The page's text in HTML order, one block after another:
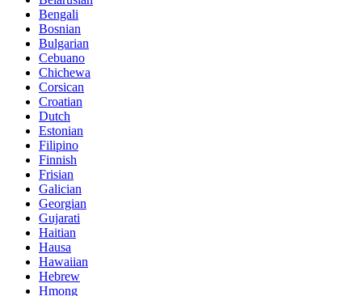
Bengali
Bosnian
Bulgarian
Cebuano
Chichewa
Corsican
Croatian
Dutch
Estonian
Filipino
Finnish
Frisian
Galician
Georgian
Gujarati
Haitian
Hausa
Hawaiian
Hebrew
Hmong